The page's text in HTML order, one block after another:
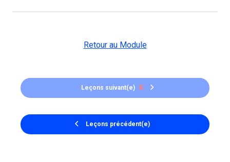
Leçons précédent(e)
Retour au Module
Leçons suivant(e) 🔒